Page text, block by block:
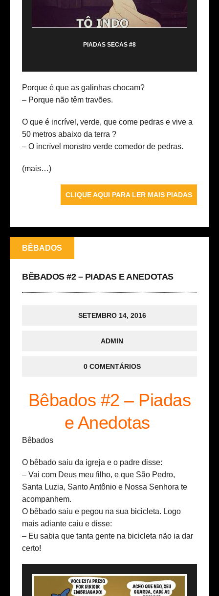
PIADAS SECAS #8
Porque é que as galinhas chocam?
– Porque não têm travões.
O que é incrível, verde, que come pedras e vive a
50 metros abaixo da terra ?
– O incrível monstro verde comedor de pedras.
(mais…)
CLIQUE AQUI PARA LER MAIS PIADAS
BÊBADOS
BÊBADOS #2 – PIADAS E ANEDOTAS
SETEMBRO 14, 2016
ADMIN
0 COMENTÁRIOS
Bêbados #2 – Piadas
e Anedotas
Bêbados
O bêbado saiu da igreja e o padre disse:
– Vai com Deus meu filho, e que São Pedro,
Santa Luzia, Santo Antônio e Nossa Senhora te
acompanhem.
O bêbado saiu e pegou na sua bicicleta. Logo
mais adiante caiu e disse:
– Eu sabia que tanta gente na bicicleta não ia dar
certo!